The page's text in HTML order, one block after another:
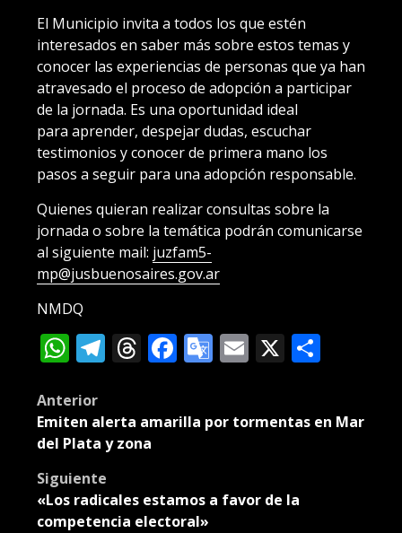
El Municipio invita a todos los que estén
interesados en saber más sobre estos temas y
conocer las experiencias de personas que ya han
atravesado el proceso de adopción a participar
de la jornada. Es una oportunidad ideal
para aprender, despejar dudas, escuchar
testimonios y conocer de primera mano los
pasos a seguir para una adopción responsable.
Quienes quieran realizar consultas sobre la
jornada o sobre la temática podrán comunicarse
al siguiente mail: juzfam5-
mp@jusbuenosaires.gov.ar
NMDQ
WhatsApp
Telegram
Threads
Facebook
Google
Email
X
Post
navigation
Anterior
Emiten alerta amarilla por tormentas en Mar
del Plata y zona
Siguiente
«Los radicales estamos a favor de la
competencia electoral»